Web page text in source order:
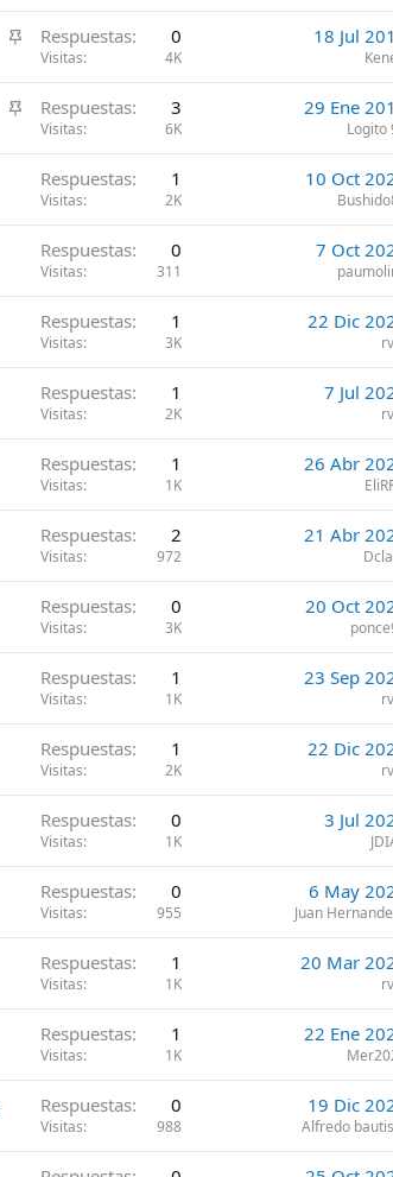
d
o
c
l
d
o
A
c
l
d
Respuestas 0
Visitas 4K
18 Jul
A
c
d
Respuestas 3
Visitas 6K
29 Ene
Logito
Respuestas 1
Visitas 2K
10 Oct
Respuestas 0
Visitas 311
7 Oct
Respuestas 1
Visitas 3K
22 Dic
Respuestas 1
Visitas 2K
7 Jul
Respuestas 1
Visitas 1K
26 Abr
Respuestas 2
Visitas 972
21 Abr
Respuestas 0
Visitas 3K
20 Oct
Respuestas 1
Visitas 1K
23 Sep
Respuestas 1
Visitas 2K
22 Dic
Respuestas 0
Visitas 1K
3 Jul
Respuestas 0
Visitas 955
6 May
Juan
Respuestas 1
Visitas 1K
20 Mar
Respuestas 1
Visitas 1K
22 Ene
Respuestas 0
Visitas 988
19 Dic
Alfredo